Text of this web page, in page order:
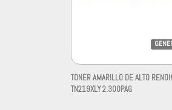
TONER AMARILLO DE ALTO
TN219XLY 2.300PAG